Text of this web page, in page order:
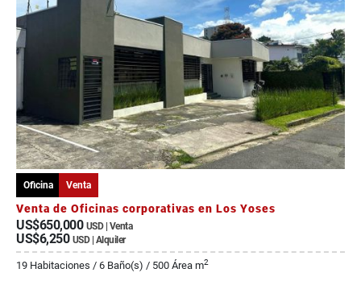
Oficina Venta
Venta de Oficinas corporativas en Los Yoses
US$650,000 USD | Venta
US$6,250 USD | Alquiler
19 Habitaciones / 6 Baño(s) / 500 Área m2